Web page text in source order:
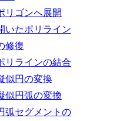
リゴンへ展開
いたポリライン
修復
リラインの結合
似円の変換
似円弧の変換
弧セグメントの